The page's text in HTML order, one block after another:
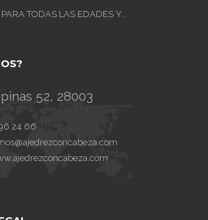
TODAS LAS EDADES Y...
52, 28003
24 66